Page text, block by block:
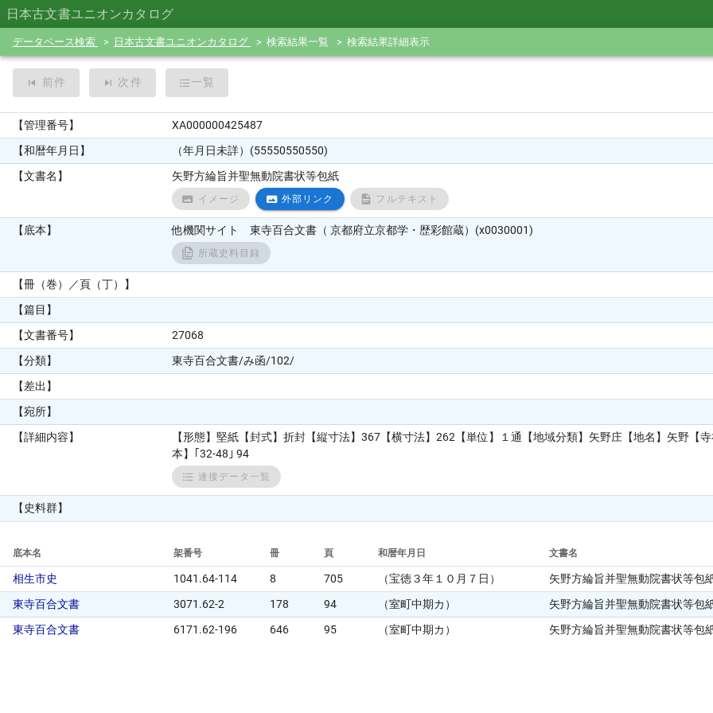
日本古文書ユニオンカタログ
データベース検索 日本古文書ユニオンカタログ 検索結果一覧 検索結果詳細表示
前件 次件 一覧
【管理番号】
XA000000425487
【和暦年月日】
（年月日未詳）(55550550550)
【文書名】
矢野方綸旨并聖無動院書状等包紙
イメージ 外部リンク フルテキスト
【底本】 他機関サイト 東寺百合文書（ 京都府立京都学・歴彩館蔵）(x0030001)
所蔵史料目録
【冊（巻）／頁（丁）】
【篇目】
【文書番号】
27068
【分類】
東寺百合文書/み函/102/
【差出】
【宛所】
【詳細内容】
【形態】堅紙【封式】折封【縦寸法】367【横寸法】262【単位】１通【地域分類】矢野庄【地名】矢野
本】｢32-48｣ 94
連接データ一覧
【史料群】
底本名 架番号 冊 頁 和暦年月日 文書名
相生市史 1041.64-114 8 705 （宝徳３年１０月７日）
矢野方綸旨并聖無動院書状等包
東寺百合文書
3071.62-2 178 94 （室町中期カ）
矢野方綸旨并聖無動院書状等包
東寺百合文書
6171.62-196 646 95 （室町中期カ） 矢野方綸旨并聖無動院書状等包